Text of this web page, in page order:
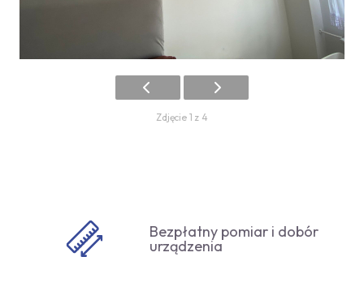
Zdjęcie 1 z 4
Bezpłatny pomiar i dobór
urządzenia